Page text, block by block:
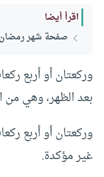
اقرأ أيضا
صفحة شهر رمضان
وركعتان أو أربع
بعد الظهر، وهي من
وركعتان أو أربع
غير مؤكدة.